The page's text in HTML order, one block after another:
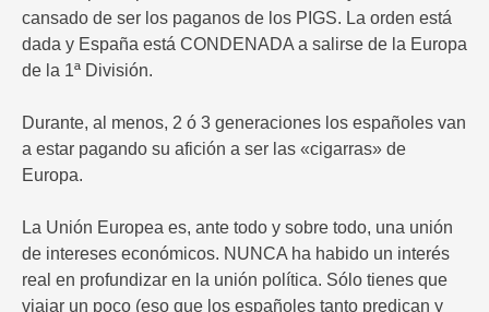
cansado de ser los paganos de los PIGS. La orden está
dada y España está CONDENADA a salirse de la Europa
de la 1ª División.
Durante, al menos, 2 ó 3 generaciones los españoles van
a estar pagando su afición a ser las «cigarras» de
Europa.
La Unión Europea es, ante todo y sobre todo, una unión
de intereses económicos. NUNCA ha habido un interés
real en profundizar en la unión política. Sólo tienes que
viajar un poco (eso que los españoles tanto predican y